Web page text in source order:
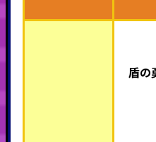
盾の